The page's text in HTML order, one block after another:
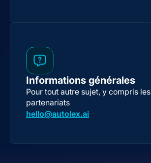
Informations générales
Pour tout autre sujet, y compris les
partenariats
hello@autolex.ai